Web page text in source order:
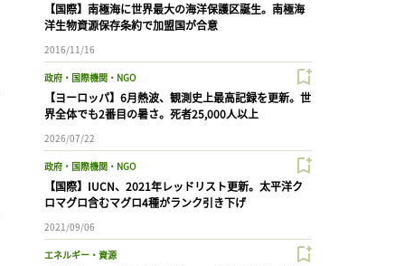
【国際】南極海に世界最大の海洋保護区誕生。南極海
洋生物資源保存条約で加盟国が合意
2016/11/16
政府・国際機関・NGO
【ヨーロッパ】6月熱波、観測史上最高記録を更新。世
界全体でも2番目の暑さ。死者25,000人以上
2026/07/22
政府・国際機関・NGO
【国際】IUCN、2021年レッドリスト更新。太平洋ク
ロマグロ含むマグロ4種がランク引き下げ
2021/09/06
エネルギー・資源